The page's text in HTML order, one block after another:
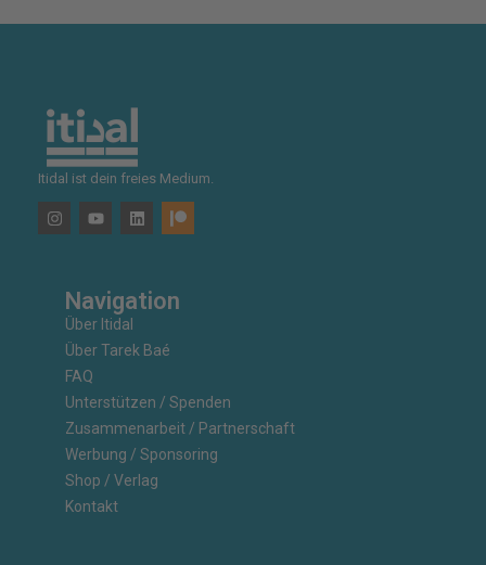
Itidal ist dein freies Medium.
Navigation
Über Itidal
Über Tarek Baé
FAQ
Unterstützen / Spenden
Zusammenarbeit / Partnerschaft
Werbung / Sponsoring
Shop / Verlag
Kontakt